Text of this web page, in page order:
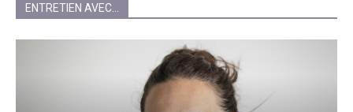
ENTRETIEN AVEC...